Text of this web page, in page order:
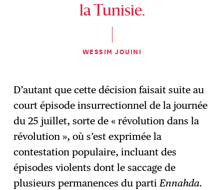
la Tunisie.
WESSIM JOUINI
D’autant que cette décision faisait suite au
court épisode insurrectionnel de la journée
du 25 juillet, sorte de « révolution dans la
révolution », où s’est exprimée la
contestation populaire, incluant des
épisodes violents dont le saccage de
plusieurs permanences du partiEnnahda.